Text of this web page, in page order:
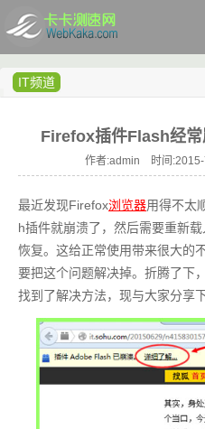
IT频道
Firefox插件Flash经
作者:admin 时间
最近发现Firefox浏览器用得不太
h插件就崩溃了，然后需要重新
恢复。这给正常使用带来很大的
要把这个问题解决掉。折腾了下
找到了解决方法，现与大家分享下